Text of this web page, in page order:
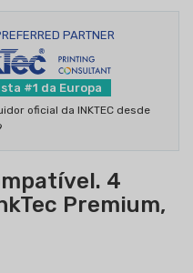
PARTNER
#1 da Europa
oficial da INKTEC desde
4
Premium,